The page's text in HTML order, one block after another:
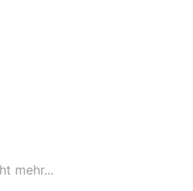
mehr...